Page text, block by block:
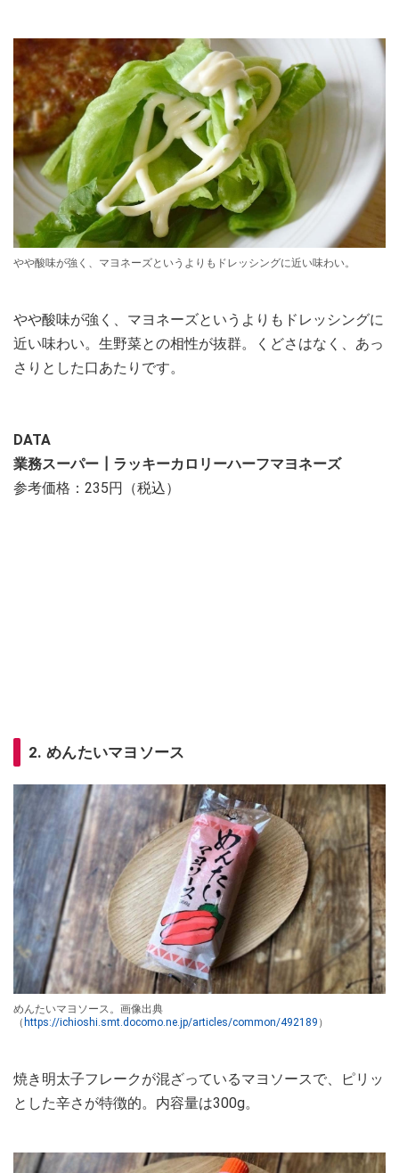
やや酸味が強く、マヨネーズというよりもドレッシングに近い味わい。
やや酸味が強く、マヨネーズというよりもドレッシングに
近い味わい。生野菜との相性が抜群。くどさはなく、あっ
さりとした口あたりです。
DATA
業務スーパー┃ラッキーカロリーハーフマヨネーズ
参考価格：235円（税込）
2. めんたいマヨソース
めんたいマヨソース。画像出典
（ https://ichioshi.smt.docomo.ne.jp/articles/common/492189 ）
焼き明太子フレークが混ざっているマヨソースで、ピリッ
とした辛さが特徴的。内容量は300g。